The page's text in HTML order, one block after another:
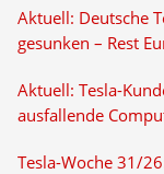
Aktuell: Deutsche
gesunken – Rest
Aktuell: Tesla-
ausfallende
Tesla-Woche 31/